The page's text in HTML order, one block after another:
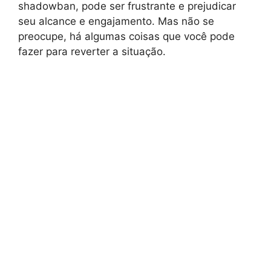
shadowban, pode ser frustrante e prejudicar
seu alcance e engajamento. Mas não se
preocupe, há algumas coisas que você pode
fazer para reverter a situação.